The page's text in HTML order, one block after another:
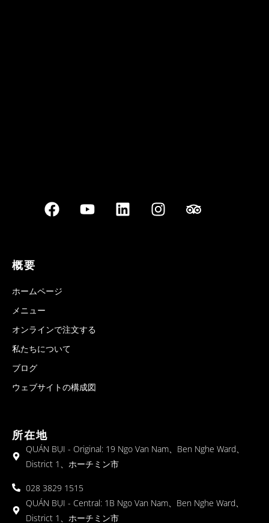
概要
ホームページ
メニュー
オンラインで注文する
私たちについて
ブログ
ウェブサイトの構成図
所在地
QUÁN BỤI - Original: 19 Ngo Van Nam、Ben Nghe Ward、
District 1、ホーチミン市
028 3829 1515
QUÁN BỤI - Central: 1B Ngo Van Nam、Ben Nghe Ward、
District 1、ホーチミン市